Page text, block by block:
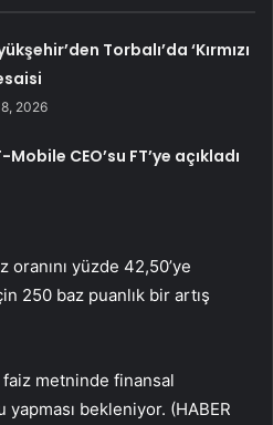
Torbalı’da ‘Kırmızı
2026
CEO’su FT’ye açıkladı
oranını yüzde 42,50’ye
250 baz puanlık bir artış
faiz metninde finansal
yapması bekleniyor. (HABER